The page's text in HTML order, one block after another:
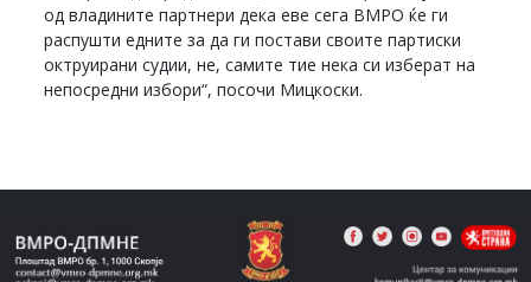
од владините партнери дека еве сега ВМРО ќе ги
распушти едните за да ги постави своите партиски
октруирани судии, не, самите тие нека си изберат на
непосредни избори“, посочи Мицкоски.